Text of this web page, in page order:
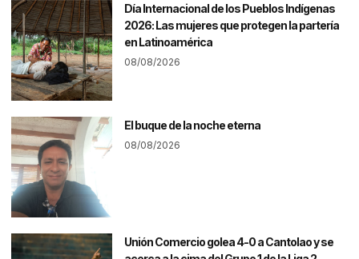
Día Internacional de los Pueblos Indígenas
2026: Las mujeres que protegen la partería
en Latinoamérica
08/08/2026
El buque de la noche eterna
08/08/2026
Unión Comercio golea 4-0 a Cantolao y se